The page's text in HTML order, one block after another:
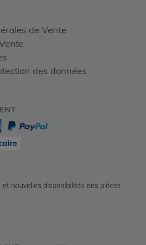
de Vente
des données
nouvelles disponibilités des pièces